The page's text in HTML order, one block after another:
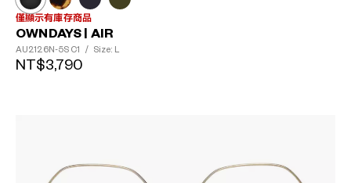
僅顯示有庫存商品
OWNDAYS | AIR
AU2126N-5S C1 / Size: L
NT$3,790